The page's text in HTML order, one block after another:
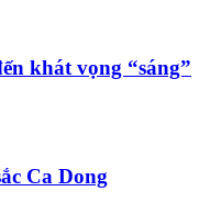
khát vọng “sáng”
Ca Dong